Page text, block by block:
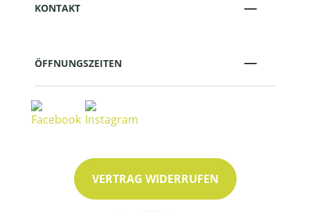
KONTAKT
ÖFFNUNGSZEITEN
VERTRAG WIDERRUFEN